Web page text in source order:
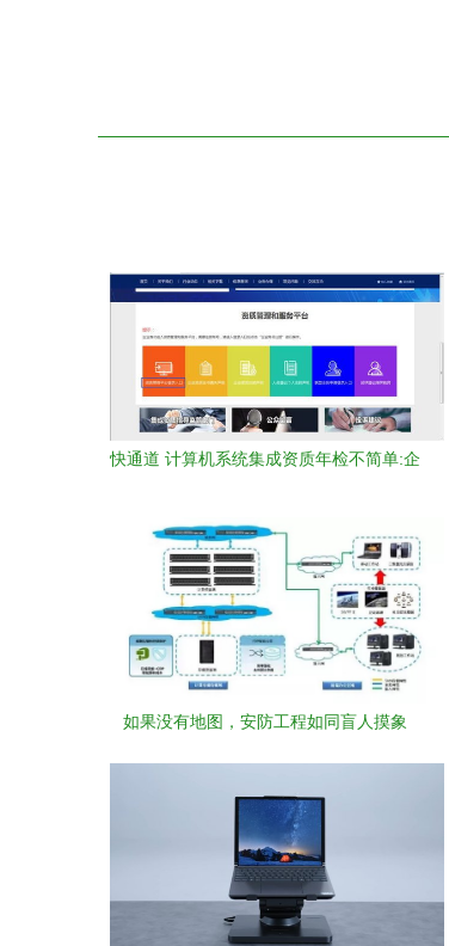
快通道 计算机系统集成资质年检不简单:企
如果没有地图，安防工程如同盲人摸象